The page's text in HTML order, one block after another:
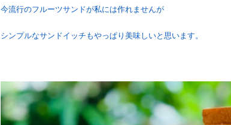
今流行のフルーツサンドが私には作れませんが
シンプルなサンドイッチもやっぱり美味しいと思います。